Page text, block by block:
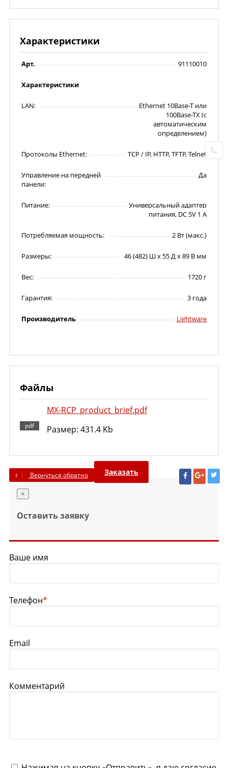
Характеристики
Арт. 91110010
Характеристики
LAN:
Ethernet 10Base-T или
100Base-TX (с
автоматическим
определением)
Протоколы Ethernet: TCP / IP, HTTP, TFTP, Telnet
Управление на передней
панели:
Да
Питание:
Универсальный адаптер
питания, DC 5V 1 A
Потребляемая мощность: 2 Вт (макс.)
Размеры: 46 (482) Ш х 55 Д х 89 В мм
Вес: 1720 г
Гарантия: 3 года
Производитель Lightware
Файлы
MX-RCP_product_brief.pdf
Размер: 431.4 Kb
Вернуться обратно Заказать
×
Оставить заявку
Ваше имя
Телефон*
Email
Комментарий